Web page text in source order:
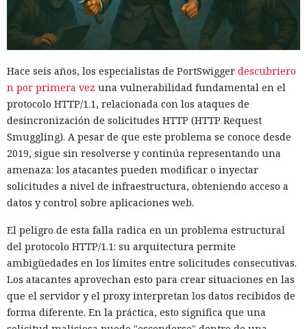
Hace seis años, los especialistas de PortSwigger descubriero
n por primera vez una vulnerabilidad fundamental en el
protocolo HTTP/1.1, relacionada con los ataques de
desincronización de solicitudes HTTP (HTTP Request
Smuggling). A pesar de que este problema se conoce desde
2019, sigue sin resolverse y continúa representando una
amenaza: los atacantes pueden modificar o inyectar
solicitudes a nivel de infraestructura, obteniendo acceso a
datos y control sobre aplicaciones web.
El peligro de esta falla radica en un problema estructural
del protocolo HTTP/1.1: su arquitectura permite
ambigüedades en los límites entre solicitudes consecutivas.
Los atacantes aprovechan esto para crear situaciones en las
que el servidor y el proxy interpretan los datos recibidos de
forma diferente. En la práctica, esto significa que una